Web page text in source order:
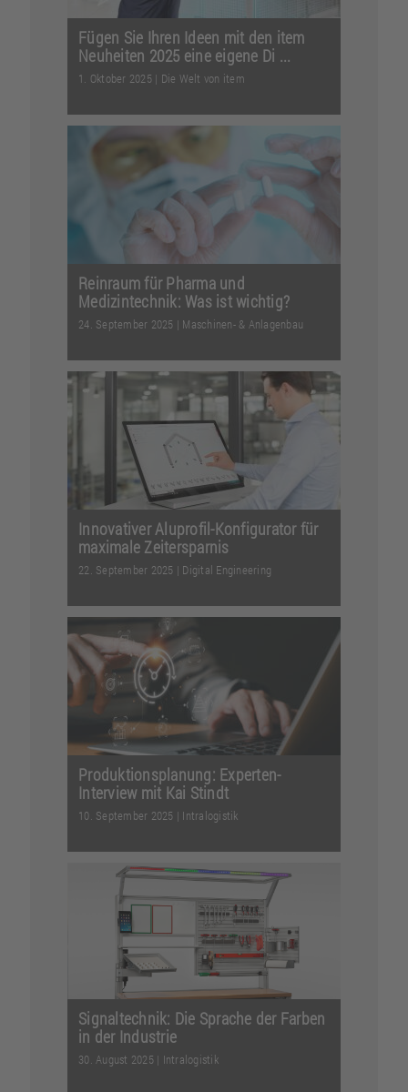
Fügen Sie Ihren Ideen mit den item
Neuheiten 2025 eine eigene Di ...
1. Oktober 2025 | Die Welt von item
Der Herbst bringt frischen Wind für
Ihre Projekte: Entdecken Sie unsere
Neuheiten für 2025...Weiterlesen
Reinraum für Pharma und
Medizintechnik: Was ist wichtig?
24. September 2025 | Maschinen- & Anlagenbau
Nur höchste Qualitätsstandards
gewährleisten sichere und wirksame
Produkte für Patienten. ... Weiterlesen
Innovativer Aluprofil-Konfigurator für
maximale Zeitersparnis
22. September 2025 | Digital Engineering
Traditionelle CAD-Programme
bedeuten einen hohen Zeitaufwand
und entsprechende Kosten: Das...
Weiterlesen
Produktionsplanung: Experten-
Interview mit Kai Stindt
10. September 2025 | Intralogistik
Wie gelingt Produktionsplanung in der
Praxis? Experte Kai Stindt erklärt
Erfolgsfaktoren, ...Weiterlesen
Signaltechnik: Die Sprache der Farben
in der Industrie
30. August 2025 | Intralogistik